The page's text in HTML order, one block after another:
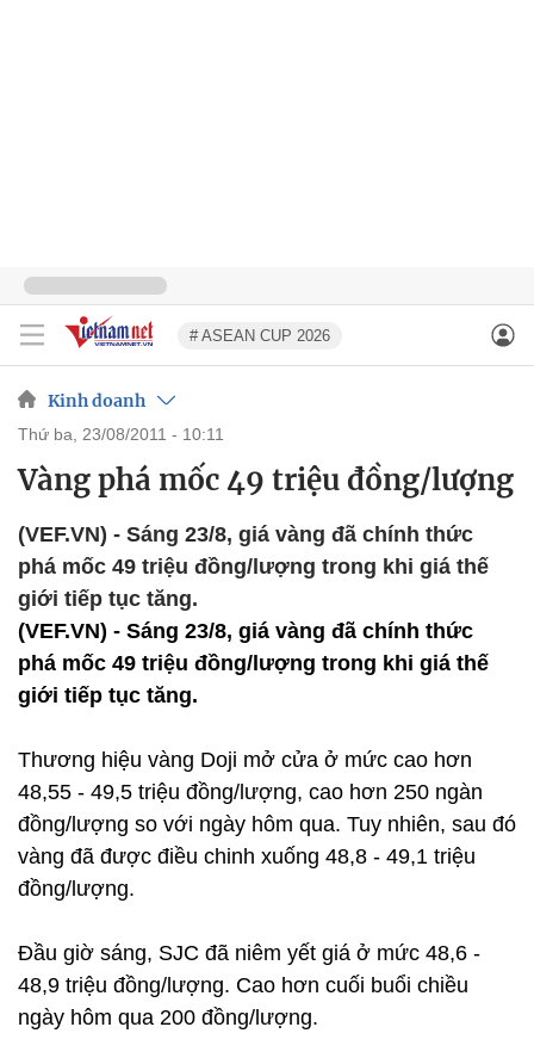
# ASEAN CUP 2026
Kinh doanh
thứ ba, 23/08/2011 - 10:11
Vàng phá mốc 49 triệu đồng/lượng
(VEF.VN) - Sáng 23/8, giá vàng đã chính thức
phá mốc 49 triệu đồng/lượng trong khi giá thế
giới tiếp tục tăng.
(VEF.VN) - Sáng 23/8, giá vàng đã chính thức
phá mốc 49 triệu đồng/lượng trong khi giá thế
giới tiếp tục tăng.
Thương hiệu vàng Doji mở cửa ở mức cao hơn
48,55 - 49,5 triệu đồng/lượng, cao hơn 250 ngàn
đồng/lượng so với ngày hôm qua. Tuy nhiên, sau đó
vàng đã được điều chinh xuống 48,8 - 49,1 triệu
đồng/lượng.
Đầu giờ sáng, SJC đã niêm yết giá ở mức 48,6 -
48,9 triệu đồng/lượng. Cao hơn cuối buổi chiều
ngày hôm qua 200 đồng/lượng.